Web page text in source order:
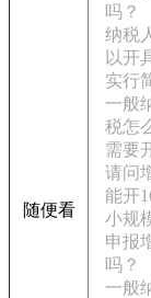
随便看
吗？
纳税
以开
实行
一般
税怎
需要
请问
能开
小规
申报
吗？
一般